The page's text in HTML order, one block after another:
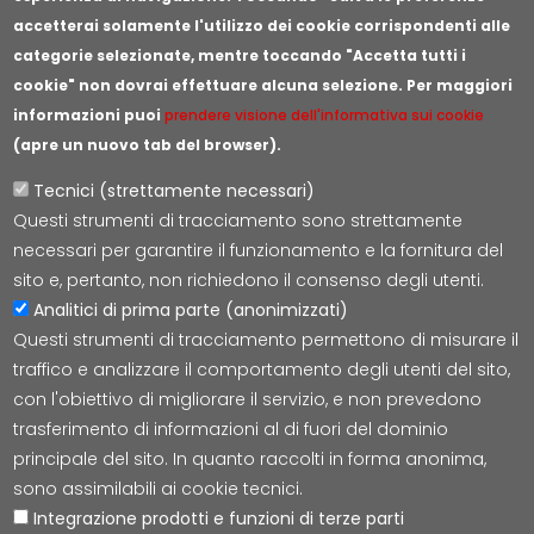
accetterai solamente l'utilizzo dei cookie corrispondenti alle
categorie selezionate, mentre toccando "Accetta tutti i
cookie" non dovrai effettuare alcuna selezione. Per maggiori
informazioni puoiprendere visione dell'informativa sui cookie
(apre un nuovo tab del browser).
Tecnici (strettamente necessari)
Questi strumenti di tracciamento sono strettamente
necessari per garantire il funzionamento e la fornitura del
sito e, pertanto, non richiedono il consenso degli utenti.
Analitici di prima parte (anonimizzati)
Questi strumenti di tracciamento permettono di misurare il
traffico e analizzare il comportamento degli utenti del sito,
con l'obiettivo di migliorare il servizio, e non prevedono
trasferimento di informazioni al di fuori del dominio
principale del sito. In quanto raccolti in forma anonima,
sono assimilabili ai cookie tecnici.
Integrazione prodotti e funzioni di terze parti
Lepida S.c.p.A.
Via della Liberazione 15, 40128 Bologna
PEC:
segreteria@pec.lepida.it
Capitale Sociale i.v. ad oggi € 69.881.000,00
P.IVA/CF 02770891204